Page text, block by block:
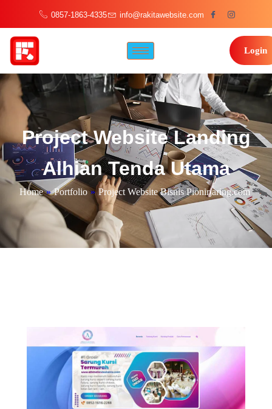
0857-1863-4335 info@rakitawebsite.com
Login
Project Website Landing
Alhian Tenda Utama
Home » Portfolio » Project Website Bisnis Pionirjaring.com